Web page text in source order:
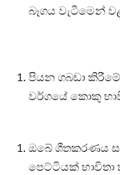
බෑගය වැටීමෙන්
පියන ගබඩා
වර්ගයේ කොකු
ඔබේ ශීතකරණය
පෙට්ටියක්